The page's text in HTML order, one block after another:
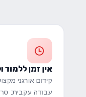
אין זמן ללמוד
עבודה עקבית: